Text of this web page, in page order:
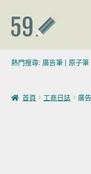
跳至導覽列
跳至主要內容
(02)7729-4140
聯絡我們
熱門搜尋: 廣告筆| 原子筆
首頁 工商日誌 廣